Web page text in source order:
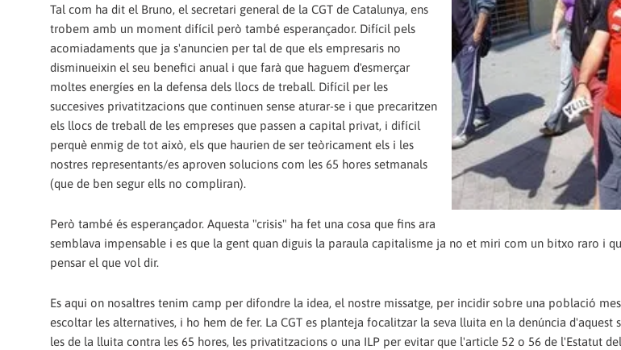
Tal com ha dit el Bruno, el secretari general de la CGT de Catalunya, ens
trobem amb un moment difícil però també esperançador. Difícil pels
acomiadaments que ja s'anuncien per tal de que els empresaris no
disminueixin el seu benefici anual i que farà que haguem d'esmerçar
moltes energíes en la defensa dels llocs de treball. Difícil per les
succesives privatitzacions que continuen sense aturar-se i que precaritzen
els llocs de treball de les empreses que passen a capital privat, i difícil
perquè enmig de tot això, els que haurien de ser teòricament els i les
nostres representants/es aproven solucions com les 65 hores setmanals
(que de ben segur ells no compliran).
Però també és esperançador. Aquesta "crisis" ha fet una cosa que fins ara
semblava impensable i es que la gent quan diguis la paraula capitalisme ja no et miri com un bitxo raro i
pensar el que vol dir.
Es aqui on nosaltres tenim camp per difondre la idea, el nostre missatge, per incidir sobre una població
escoltar les alternatives, i ho hem de fer. La CGT es planteja focalitzar la seva lluita en la denúncia d'aquest
les de la lluita contra les 65 hores, les privatitzacions o una ILP per evitar que l'article 52 o 56 de l'Estatut